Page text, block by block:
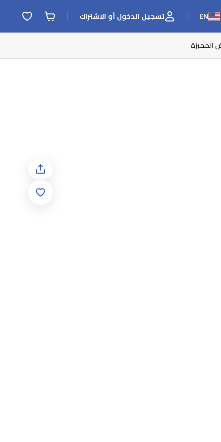
EN تسجيل الدخول أو الاشتراك
المميزة